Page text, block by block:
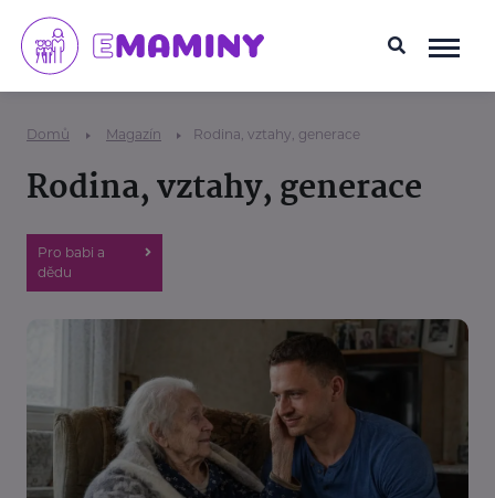
Domů Magazín Rodina, vztahy, generace
Rodina, vztahy, generace
Pro babi a
dědu